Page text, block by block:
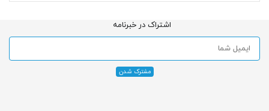
اشتراک در خبرنامه